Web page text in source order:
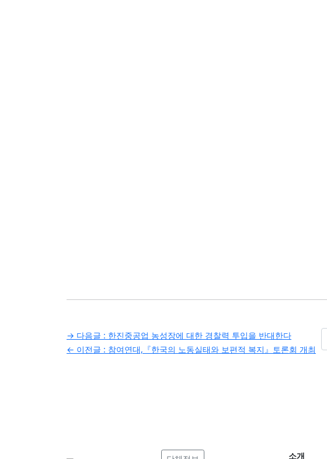
글
탐
→ 다음글 : 한진중공업 농성장에 대한 경찰력 투입을 반대한다
← 이전글 : 참여연대,『한국의 노동실태와 보편적 복지』토론회 개최
소개